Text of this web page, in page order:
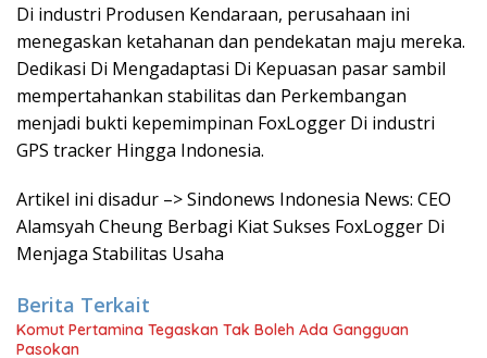
Di industri Produsen Kendaraan, perusahaan ini
menegaskan ketahanan dan pendekatan maju mereka.
Dedikasi Di Mengadaptasi Di Kepuasan pasar sambil
mempertahankan stabilitas dan Perkembangan
menjadi bukti kepemimpinan FoxLogger Di industri
GPS tracker Hingga Indonesia.
Artikel ini disadur –> Sindonews Indonesia News: CEO
Alamsyah Cheung Berbagi Kiat Sukses FoxLogger Di
Menjaga Stabilitas Usaha
Berita Terkait
Komut Pertamina Tegaskan Tak Boleh Ada Gangguan
Pasokan